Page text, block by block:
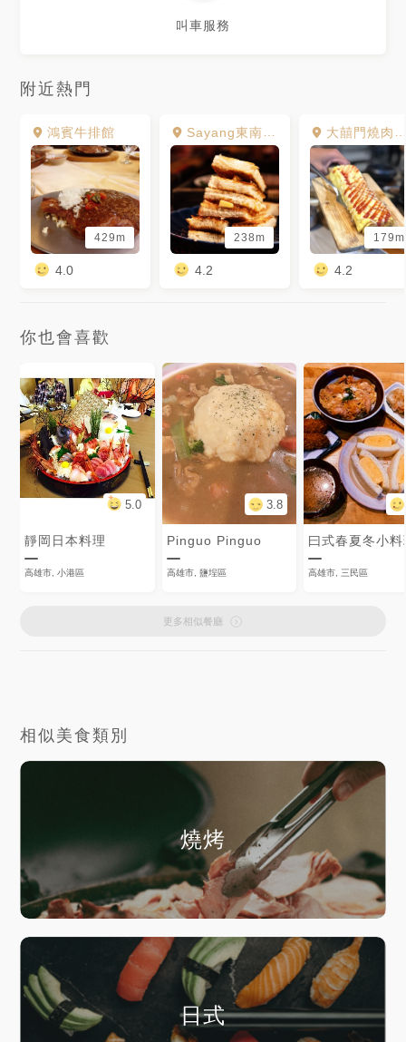
叫車服務
附近熱門
鴻賓牛排館
429m
4.0
Sayang東南亞創意料理
238m
4.2
大囍門燒肉韓食
179m
4.2
你也會喜歡
5.0
靜岡日本料理
高雄市, 小港區
3.8
Pinguo Pinguo
高雄市, 鹽埕區
曰式春夏冬小料
高雄市, 三民區
更多相似餐廳
相似美食類別
燒烤
日式